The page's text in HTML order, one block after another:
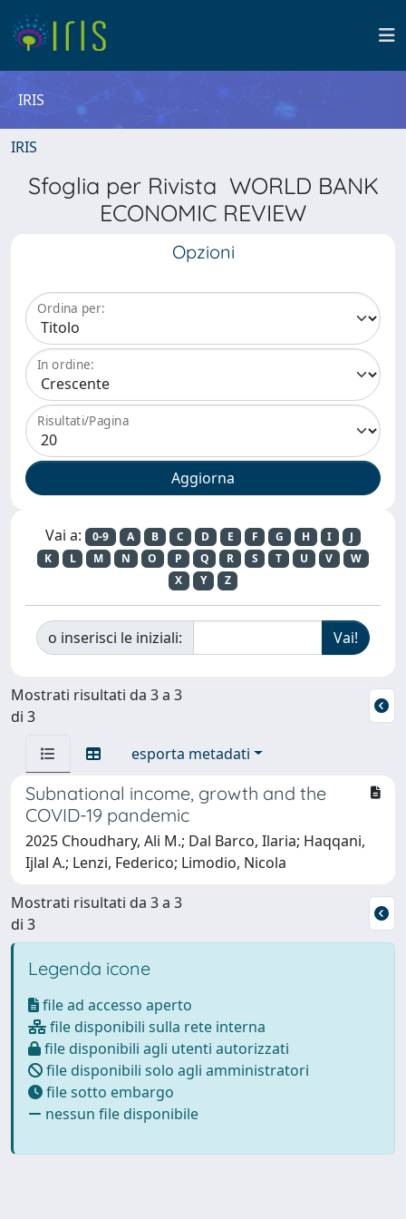
IRIS
IRIS
Sfoglia per Rivista WORLD BANK
ECONOMIC REVIEW
Opzioni
Ordina per:
In ordine:
Risultati/Pagina
Vai a: 0-9 A B C D E F G H I
J
K
L M N O P Q R S T U V
W
X
Y Z
o inserisci le iniziali:
Mostrati risultati da 3 a 3
di 3
esporta metadati
Subnational income, growth and the
COVID-19 pandemic
2025 Choudhary, Ali M.; Dal Barco, Ilaria; Haqqani,
Ijlal A.; Lenzi, Federico; Limodio, Nicola
Mostrati risultati da 3 a 3
di 3
Legenda icone
file ad accesso aperto
file disponibili sulla rete interna
file disponibili agli utenti autorizzati
file disponibili solo agli amministratori
file sotto embargo
nessun file disponibile